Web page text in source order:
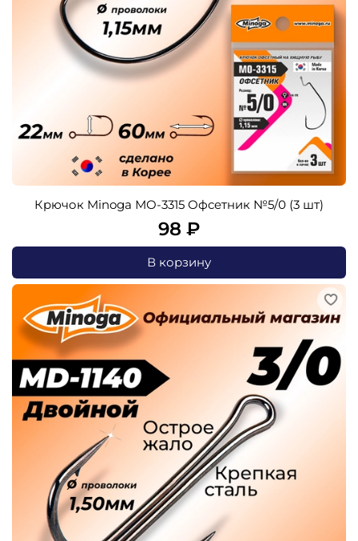
Крючок Minoga MO-3315 Офсетник №5/0 (3 шт)
98 ₽
В корзину